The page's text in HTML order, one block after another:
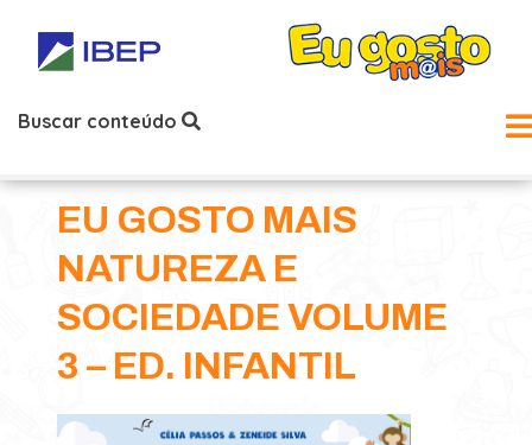
Buscar conteúdo
EU GOSTO MAIS
NATUREZA E
SOCIEDADE VOLUME
3 – ED. INFANTIL